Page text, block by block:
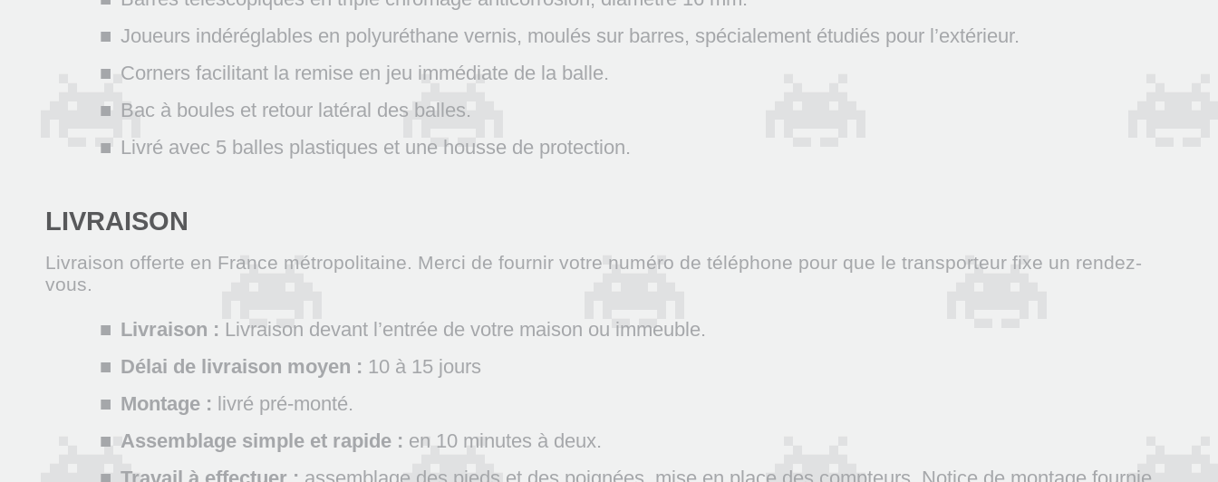
Joueurs indéréglables en polyuréthane vernis, moulés sur barres, spécialement étudiés pour l’extérieur.
Corners facilitant la remise en jeu immédiate de la balle.
Bac à boules et retour latéral des balles.
Livré avec 5 balles plastiques et une housse de protection.
LIVRAISON
Livraison offerte en France métropolitaine. Merci de fournir votre numéro de téléphone pour que le transporteur fixe un rendez-
vous.
Livraison : Livraison devant l’entrée de votre maison ou immeuble.
Délai de livraison moyen : 10 à 15 jours
Montage : livré pré-monté.
Assemblage simple et rapide : en 10 minutes à deux.